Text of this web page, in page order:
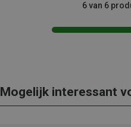
6 van 6
Mogelijk interessant